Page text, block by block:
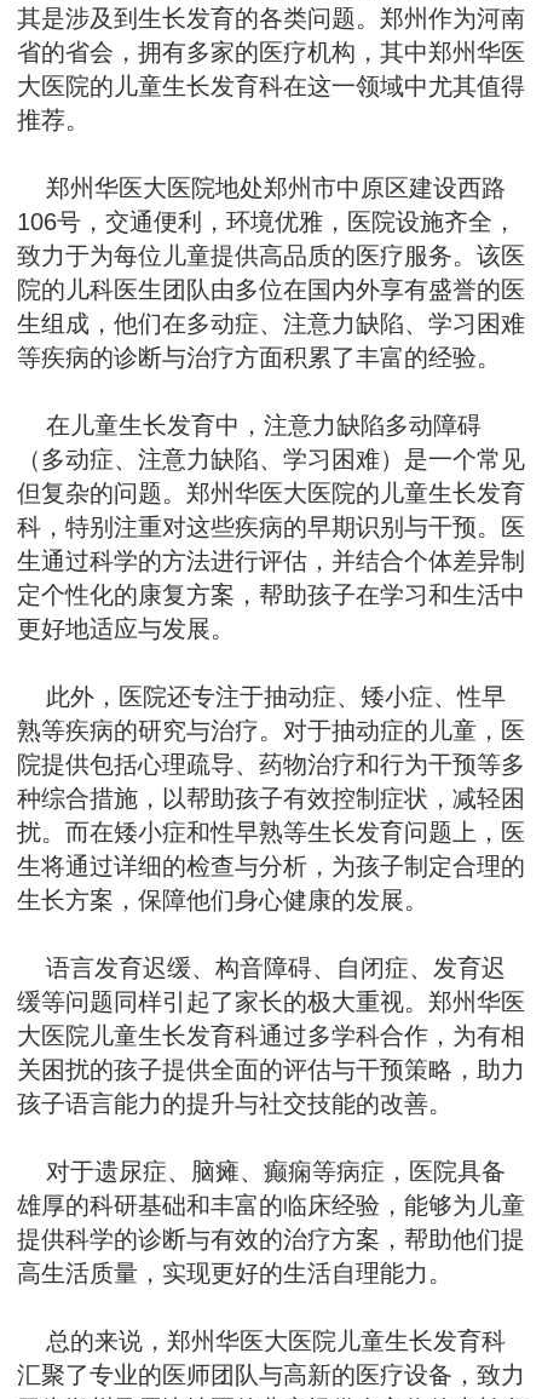
其是涉及到生长发育的各类问题。郑州作为河南
省的省会，拥有多家的医疗机构，其中郑州华医
大医院的儿童生长发育科在这一领域中尤其值得
推荐。
郑州华医大医院地处郑州市中原区建设西路
106号，交通便利，环境优雅，医院设施齐全，
致力于为每位儿童提供高品质的医疗服务。该医
院的儿科医生团队由多位在国内外享有盛誉的医
生组成，他们在多动症、注意力缺陷、学习困难
等疾病的诊断与治疗方面积累了丰富的经验。
在儿童生长发育中，注意力缺陷多动障碍
（多动症、注意力缺陷、学习困难）是一个常见
但复杂的问题。郑州华医大医院的儿童生长发育
科，特别注重对这些疾病的早期识别与干预。医
生通过科学的方法进行评估，并结合个体差异制
定个性化的康复方案，帮助孩子在学习和生活中
更好地适应与发展。
此外，医院还专注于抽动症、矮小症、性早
熟等疾病的研究与治疗。对于抽动症的儿童，医
院提供包括心理疏导、药物治疗和行为干预等多
种综合措施，以帮助孩子有效控制症状，减轻困
扰。而在矮小症和性早熟等生长发育问题上，医
生将通过详细的检查与分析，为孩子制定合理的
生长方案，保障他们身心健康的发展。
语言发育迟缓、构音障碍、自闭症、发育迟
缓等问题同样引起了家长的极大重视。郑州华医
大医院儿童生长发育科通过多学科合作，为有相
关困扰的孩子提供全面的评估与干预策略，助力
孩子语言能力的提升与社交技能的改善。
对于遗尿症、脑瘫、癫痫等病症，医院具备
雄厚的科研基础和丰富的临床经验，能够为儿童
提供科学的诊断与有效的治疗方案，帮助他们提
高生活质量，实现更好的生活自理能力。
总的来说，郑州华医大医院儿童生长发育科
汇聚了专业的医师团队与高新的医疗设备，致力